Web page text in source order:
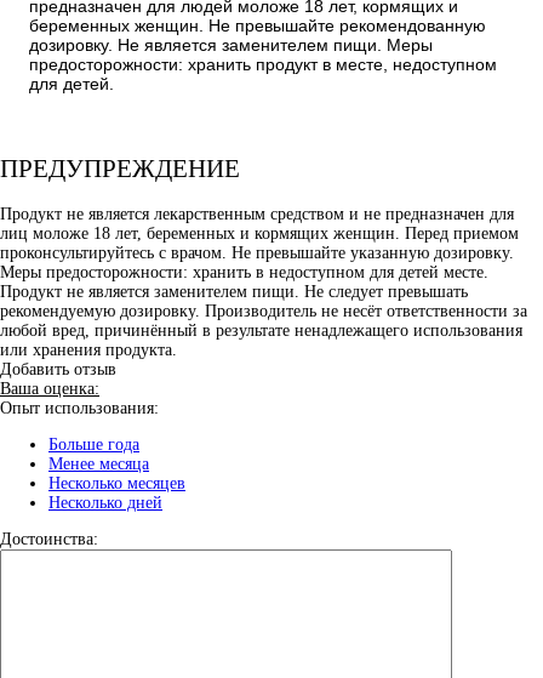
предназначен для людей моложе 18 лет, кормящих и
беременных женщин. Не превышайте рекомендованную
дозировку. Не является заменителем пищи. Меры
предосторожности: хранить продукт в месте, недоступном
для детей.
ПРЕДУПРЕЖДЕНИЕ
Продукт не является лекарственным средством и не предназначен для
лиц моложе 18 лет, беременных и кормящих женщин. Перед приемом
проконсультируйтесь с врачом. Не превышайте указанную дозировку.
Меры предосторожности: хранить в недоступном для детей месте.
Продукт не является заменителем пищи. Не следует превышать
рекомендуемую дозировку. Производитель не несёт ответственности за
любой вред, причинённый в результате ненадлежащего использования
или хранения продукта.
Добавить отзыв
Ваша оценка:
Опыт использования:
Больше года
Менее месяца
Несколько месяцев
Несколько дней
Достоинства: